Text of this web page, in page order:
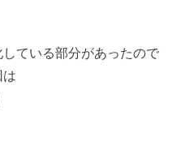
ている部分があったので
は